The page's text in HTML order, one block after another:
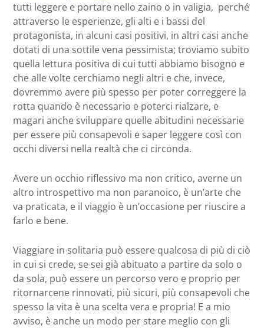
tutti leggere e portare nello zaino o in valigia, perché
attraverso le esperienze, gli alti e i bassi del
protagonista, in alcuni casi positivi, in altri casi anche
dotati di una sottile vena pessimista; troviamo subito
quella lettura positiva di cui tutti abbiamo bisogno e
che alle volte cerchiamo negli altri e che, invece,
dovremmo avere più spesso per poter correggere la
rotta quando è necessario e poterci rialzare, e
magari anche sviluppare quelle abitudini necessarie
per essere più consapevoli e saper leggere così con
occhi diversi nella realtà che ci circonda.
Avere un occhio riflessivo ma non critico, averne un
altro introspettivo ma non paranoico, è un’arte che
va praticata, e il viaggio è un’occasione per riuscire a
farlo e bene.
Viaggiare in solitaria può essere qualcosa di più di ciò
in cui si crede, se sei già abituato a partire da solo o
da sola, può essere un percorso vero e proprio per
ritornarcene rinnovati, più sicuri, più consapevoli che
spesso la vita è una scelta vera e propria! E a mio
avviso, è anche un modo per stare meglio con gli